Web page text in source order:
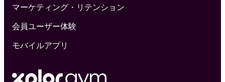
マーケティング・リテンション
会員ユーザー体験
モバイルアプリ